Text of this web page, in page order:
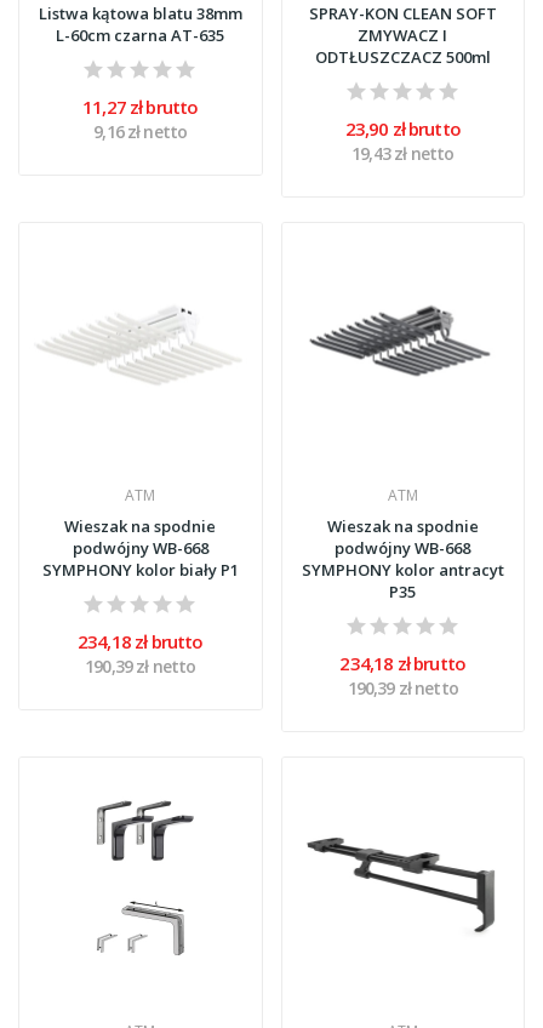
Listwa kątowa blatu 38mm
L-60cm czarna AT-635
11,27 zł brutto
9,16 zł netto
SPRAY-KON CLEAN SOFT
ZMYWACZ I
ODTŁUSZCZACZ 500ml
23,90 zł brutto
19,43 zł netto
ATM
Wieszak na spodnie
podwójny WB-668
SYMPHONY kolor biały P1
234,18 zł brutto
190,39 zł netto
ATM
Wieszak na spodnie
podwójny WB-668
SYMPHONY kolor antracyt
P35
234,18 zł brutto
190,39 zł netto